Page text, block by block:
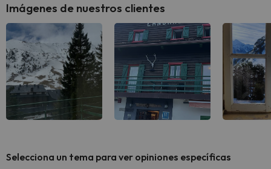
Imágenes de nuestros clientes
Selecciona un tema para ver opiniones específicas